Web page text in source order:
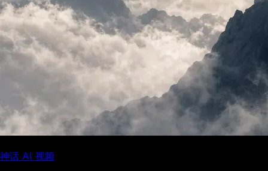
神话 AI 视频